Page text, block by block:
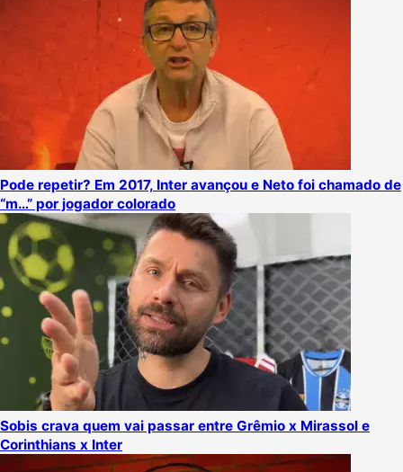
Pode repetir? Em 2017, Inter avançou e Neto foi chamado de
“m…” por jogador colorado
Sobis crava quem vai passar entre Grêmio x Mirassol e
Corinthians x Inter